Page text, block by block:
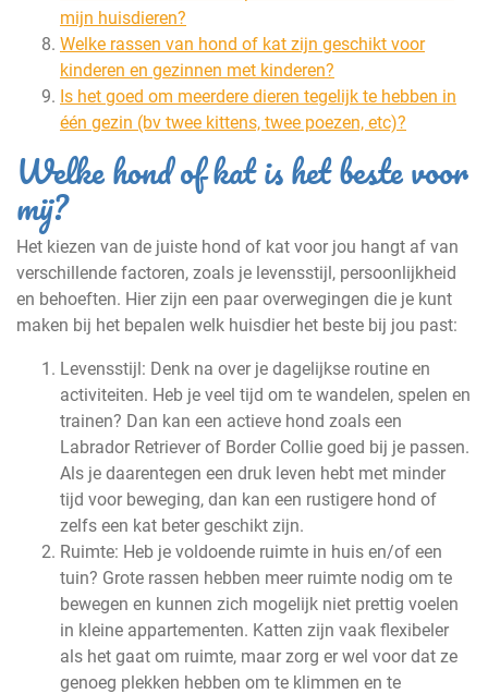
mijn huisdieren?
Welke rassen van hond of kat zijn geschikt voor
kinderen en gezinnen met kinderen?
Is het goed om meerdere dieren tegelijk te hebben in
één gezin (bv twee kittens, twee poezen, etc)?
Welke hond of kat is het beste voor
mij?
Het kiezen van de juiste hond of kat voor jou hangt af van
verschillende factoren, zoals je levensstijl, persoonlijkheid
en behoeften. Hier zijn een paar overwegingen die je kunt
maken bij het bepalen welk huisdier het beste bij jou past:
Levensstijl: Denk na over je dagelijkse routine en
activiteiten. Heb je veel tijd om te wandelen, spelen en
trainen? Dan kan een actieve hond zoals een
Labrador Retriever of Border Collie goed bij je passen.
Als je daarentegen een druk leven hebt met minder
tijd voor beweging, dan kan een rustigere hond of
zelfs een kat beter geschikt zijn.
Ruimte: Heb je voldoende ruimte in huis en/of een
tuin? Grote rassen hebben meer ruimte nodig om te
bewegen en kunnen zich mogelijk niet prettig voelen
in kleine appartementen. Katten zijn vaak flexibeler
als het gaat om ruimte, maar zorg er wel voor dat ze
genoeg plekken hebben om te klimmen en te